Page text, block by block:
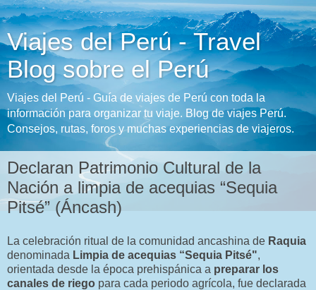
Viajes del Perú - Travel
Blog sobre el Perú
Viajes del Perú - Guía de viajes de Perú con toda la
información para organizar tu viaje. Blog de viajes Perú.
Consejos, rutas, foros y muchas experiencias de viajeros.
Declaran Patrimonio Cultural de la
Nación a limpia de acequias “Sequia
Pitsé” (Áncash)
La celebración ritual de la comunidad ancashina de Raquia
denominada Limpia de acequias “Sequia Pitsé",
orientada desde la época prehispánica a preparar los
canales de riego para cada periodo agrícola, fue declarada